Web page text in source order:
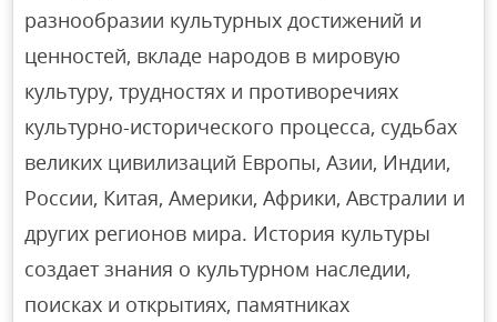
разнообразии культурных достижений и
ценностей, вкладе народов в мировую
культуру, трудностях и противоречиях
культурно-исторического процесса, судьбах
великих цивилизаций Европы, Азии, Индии,
России, Китая, Америки, Африки, Австралии и
других регионов мира. История культуры
создает знания о культурном наследии,
поисках и открытиях, памятниках